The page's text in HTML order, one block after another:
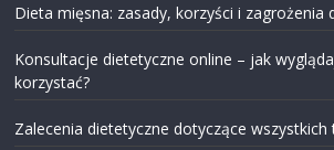
Dieta mięsna: zasady, korzyści i zagrożenia
Konsultacje dietetyczne online – jak
korzystać?
Zalecenia dietetyczne dotyczące wszystkich